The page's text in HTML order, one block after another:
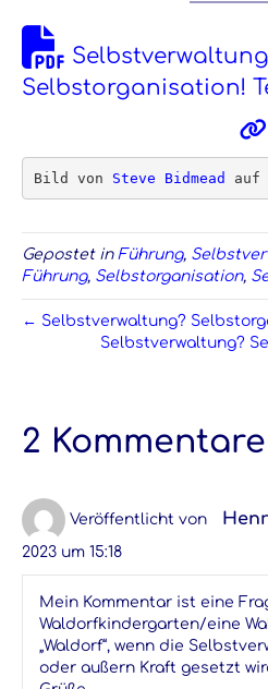
Selbstorganisation!
Bild von Steve Bidmead auf
Gepostet in Führung,
Führung, Selbstorganisation,
← Selbstverwaltung?
Selbstverwaltung?
2 Kommentare
Veröffentlicht von
2023 um 15:18
Mein Kommentar ist eine
Waldorfkindergarten/eine
„Waldorf“, wenn die
oder außern Kraft gesetzt